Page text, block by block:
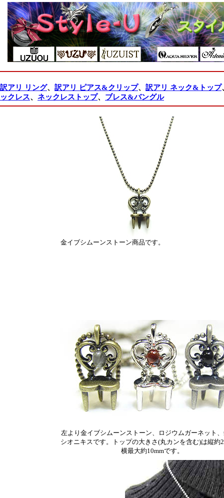
訳アリ リング、 訳アリ ピアス&クリップ、 訳アリ ネック&トップ
ックレス、 ネックレストップ、 ブレス&バングル
金イブシムーンストーン商品です。
左より金イブシムーンストーン、ロジウムガーネット
シオニキスです。トップの大きさ(丸カンを含む)は縦約
横最大約10mmです。